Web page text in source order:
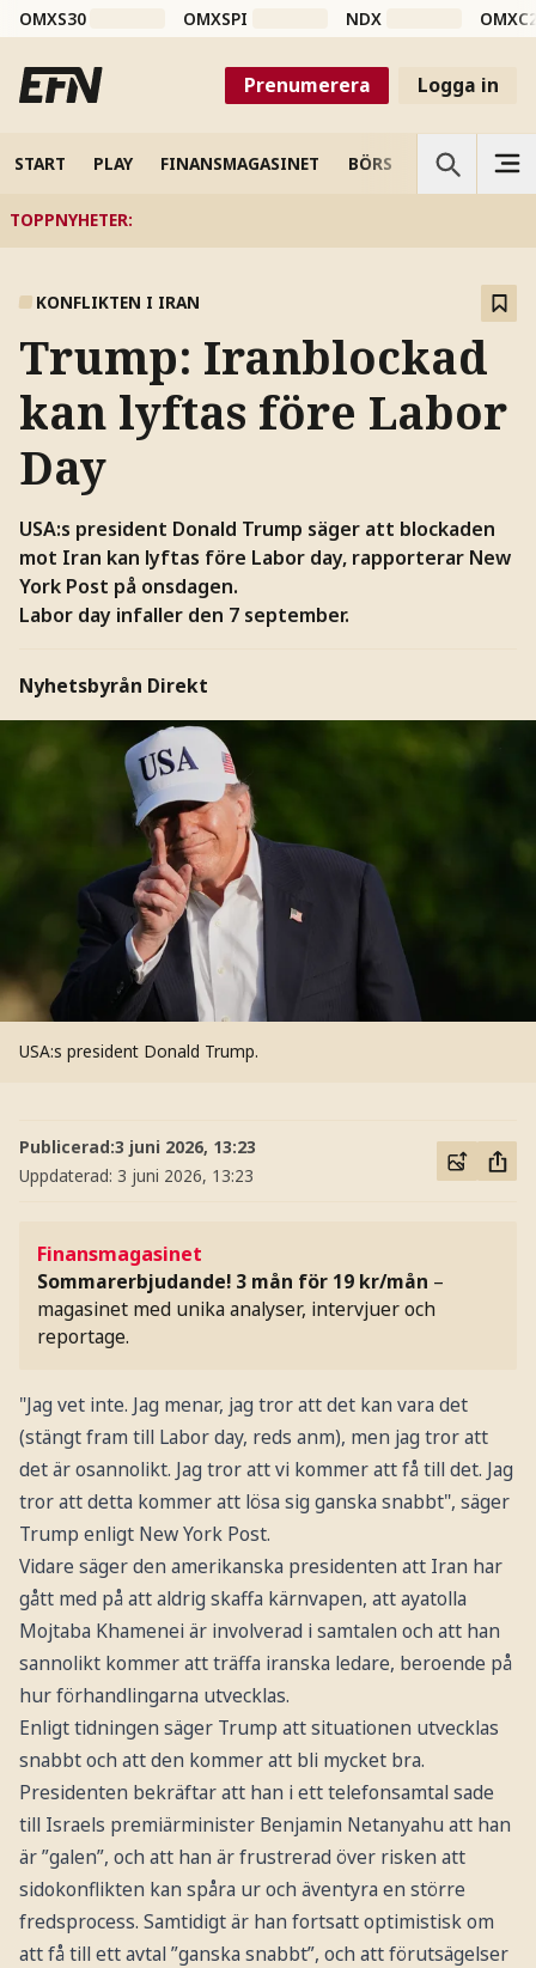
OMXS30 OMXSPI NDX
Prenumerera Logga in
START PLAY FINANSMAGASINET BÖRS VETENSKAP
TOPPNYHETER:
KONFLIKTEN I IRAN
Trump: Iranblockad
kan lyftas före Labor
Day
USA:s president Donald Trump säger att blockaden
mot Iran kan lyftas före Labor day, rapporterar New
York Post på onsdagen.
Labor day infaller den 7 september.
Nyhetsbyrån Direkt
USA:s president Donald Trump.
Publicerad:3 juni 2026, 13:23
Uppdaterad: 3 juni 2026, 13:23
Finansmagasinet
Sommarerbjudande! 3 mån för 19 kr/mån –
magasinet med unika analyser, intervjuer och
reportage.
"Jag vet inte. Jag menar, jag tror att det kan vara det
(stängt fram till Labor day, reds anm), men jag tror att
det är osannolikt. Jag tror att vi kommer att få till det. Jag
tror att detta kommer att lösa sig ganska snabbt", säger
Trump enligt New York Post.
Vidare säger den amerikanska presidenten att Iran har
gått med på att aldrig skaffa kärnvapen, att ayatolla
Mojtaba Khamenei är involverad i samtalen och att han
sannolikt kommer att träffa iranska ledare, beroende på
hur förhandlingarna utvecklas.
Enligt tidningen säger Trump att situationen utvecklas
snabbt och att den kommer att bli mycket bra.
Presidenten bekräftar att han i ett telefonsamtal sade
till Israels premiärminister Benjamin Netanyahu att han
är ”galen”, och att han är frustrerad över risken att
sidokonflikten kan spåra ur och äventyra en större
fredsprocess. Samtidigt är han fortsatt optimistisk om
att få till ett avtal ”ganska snabbt”, och att förutsägelser